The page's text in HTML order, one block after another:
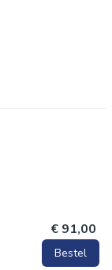
esthetiek,
Het is ideaal
nu is voor
genaaide
bestand
het
er altijd fris
zorgt
ook lang
€ 91,00
Bestel